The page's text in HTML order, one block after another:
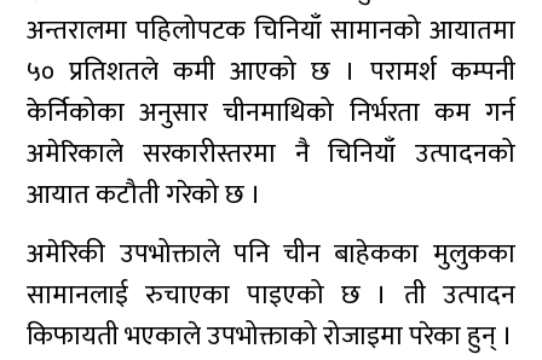
अन्तरालमा पहिलोपटक चिनियाँ सामानको आयातमा
५० प्रतिशतले कमी आएको छ । परामर्श कम्पनी
केर्निकोका अनुसार चीनमाथिको निर्भरता कम गर्न
अमेरिकाले सरकारीस्तरमा नै चिनियाँ उत्पादनको
आयात कटौती गरेको छ ।
अमेरिकी उपभोक्ताले पनि चीन बाहेकका मुलुकका
सामानलाई रुचाएका पाइएको छ । ती उत्पादन
किफायती भएकाले उपभोक्ताको रोजाइमा परेका हुन् ।